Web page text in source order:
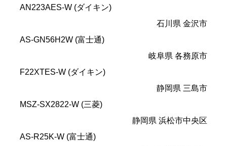
AN223AES-W (ダイキン)
石川県 金沢市
AS-GN56H2W (富士通)
岐阜県 各務原市
F22XTES-W (ダイキン)
静岡県 三島市
MSZ-SX2822-W (三菱)
静岡県 浜松市中央区
AS-R25K-W (富士通)